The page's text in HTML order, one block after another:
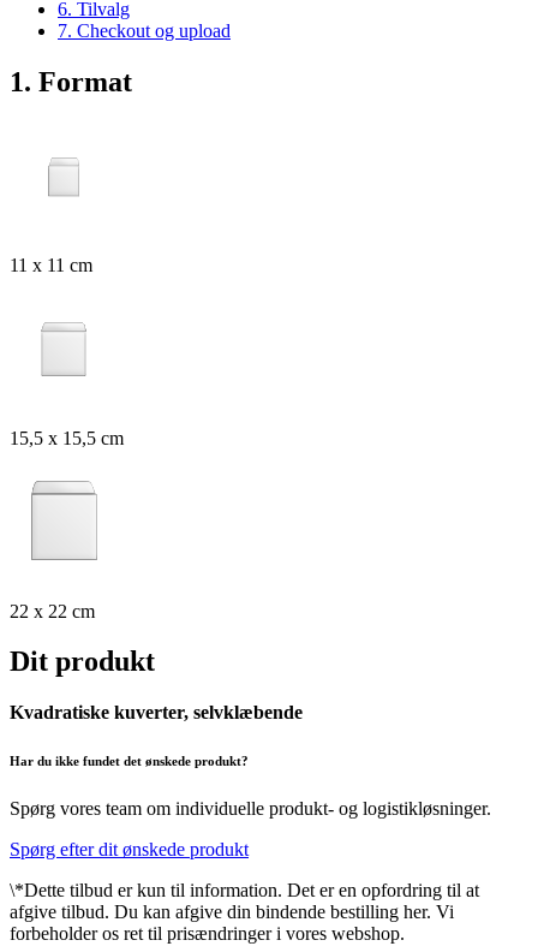
6. Tilvalg
7. Checkout og upload
1. Format
11 x 11 cm
15,5 x 15,5 cm
22 x 22 cm
Dit produkt
Kvadratiske kuverter, selvklæbende
Har du ikke fundet det ønskede produkt?
Spørg vores team om individuelle produkt- og logistikløsninger.
Spørg efter dit ønskede produkt
\*Dette tilbud er kun til information. Det er en opfordring til at
afgive tilbud. Du kan afgive din bindende bestilling her. Vi
forbeholder os ret til prisændringer i vores webshop.